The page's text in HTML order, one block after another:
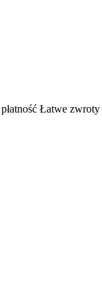
Łatwe zwroty